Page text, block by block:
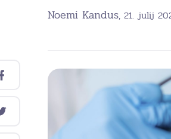
Noemi Kandus, 21. julij